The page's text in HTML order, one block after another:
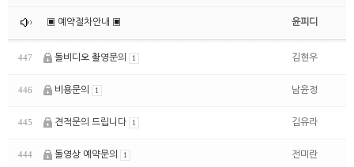
▣ 예약절차안내 ▣ 윤피디
447 돌비디오 촬영문의 1 김현우
446 비용문의 1 남윤정
445 견적문의 드립니다 1 김유라
444 돌영상 예약문의 1 전미란